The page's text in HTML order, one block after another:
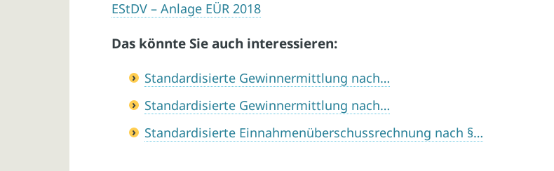
EStDV – Anlage EÜR 2018
Das könnte Sie auch interessieren:
Standardisierte Gewinnermittlung nach…
Standardisierte Gewinnermittlung nach…
Standardisierte Einnahmenüberschussrechnung nach §…